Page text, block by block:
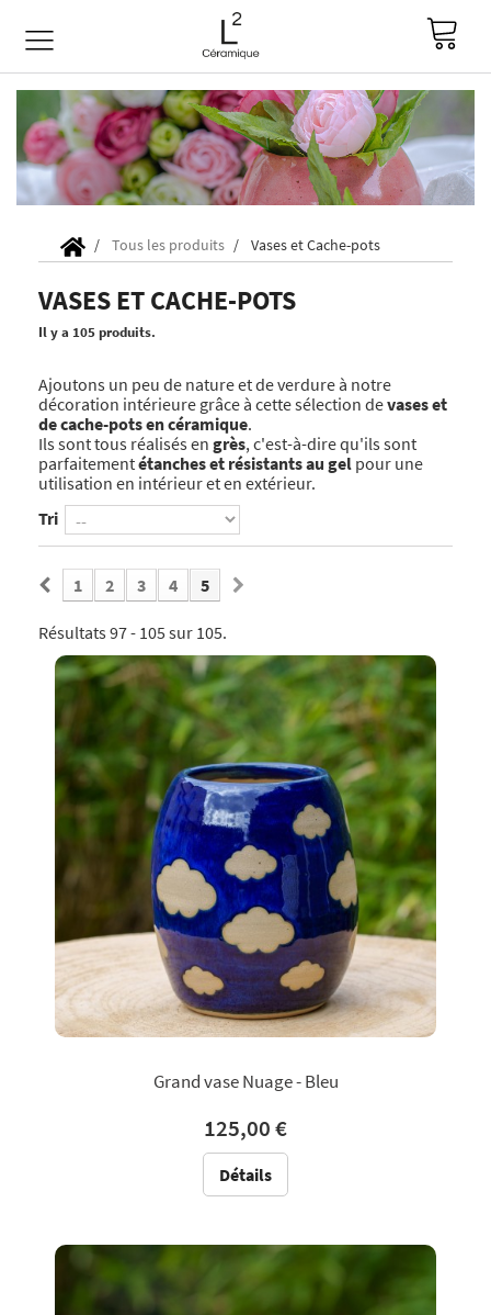
Tous les produits Vases et Cache-pots
VASES ET CACHE-POTS
Il y a 105 produits.
Ajoutons un peu de nature et de verdure à notre
décoration intérieure grâce à cette sélection devases et
de cache-pots en céramique.
Ils sont tous réalisés en grès, c'est-à-dire qu'ils sont
parfaitementétanches et résistants au gel pour une
utilisation en intérieur et en extérieur.
Tri
1 2 3 4 5
Résultats 97 - 105 sur 105.
Grand vase Nuage - Bleu
125,00 €
Détails